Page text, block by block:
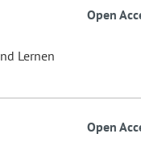
Lernen
Open
Open